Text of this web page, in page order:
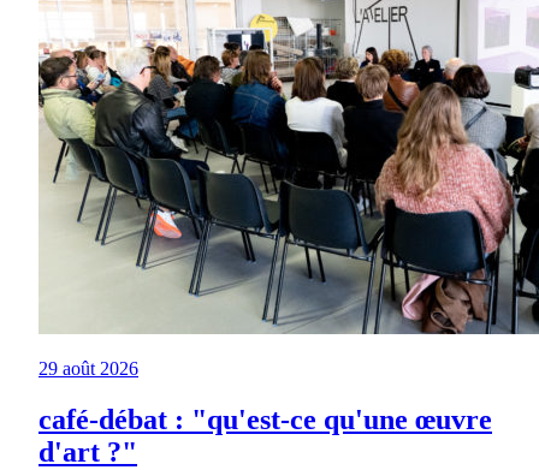
29 août 2026
café-débat : "qu'est-ce qu'une œuvre
d'art ?"